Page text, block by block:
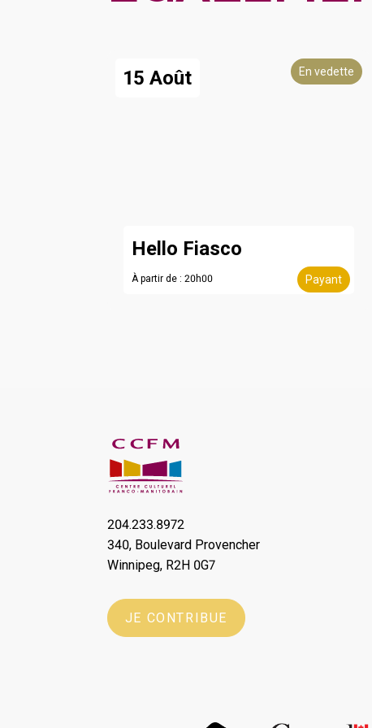
15 Août En vedette
Hello Fiasco
À partir de : 20h00 Payant
204.233.8972
340, Boulevard Provencher
Winnipeg, R2H 0G7
JE CONTRIBUE